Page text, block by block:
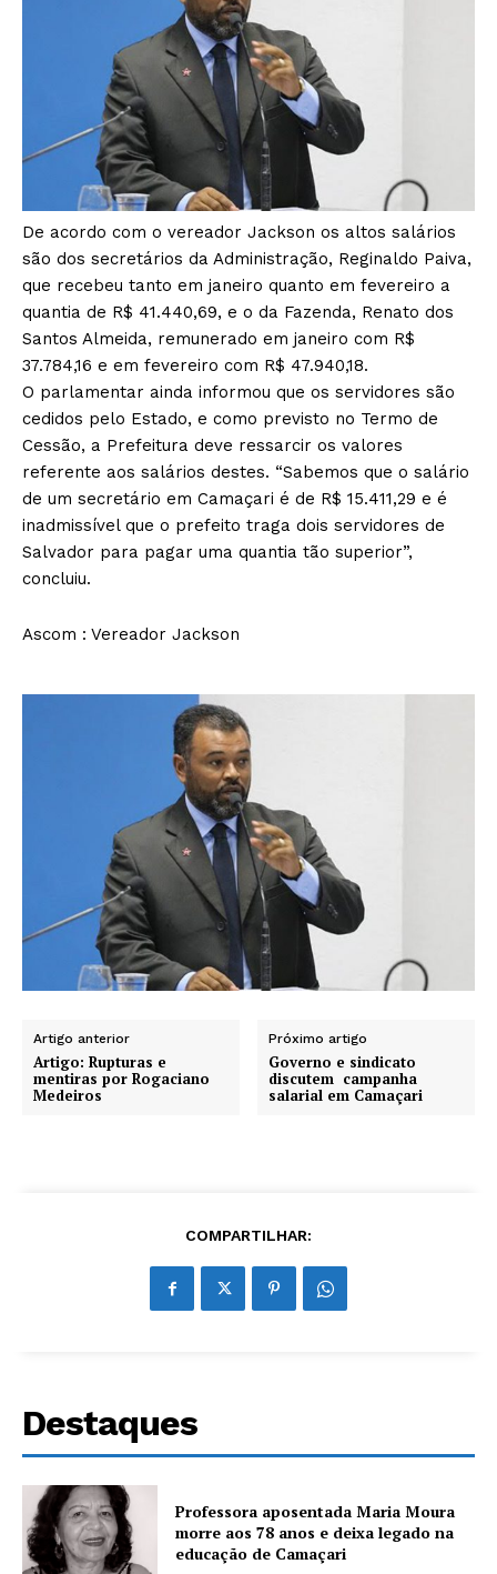
De acordo com o vereador Jackson os altos salários
são dos secretários da Administração, Reginaldo Paiva,
que recebeu tanto em janeiro quanto em fevereiro a
quantia de R$ 41.440,69, e o da Fazenda, Renato dos
Santos Almeida, remunerado em janeiro com R$
37.784,16 e em fevereiro com R$ 47.940,18.
O parlamentar ainda informou que os servidores são
cedidos pelo Estado, e como previsto no Termo de
Cessão, a Prefeitura deve ressarcir os valores
referente aos salários destes. “Sabemos que o salário
de um secretário em Camaçari é de R$ 15.411,29 e é
inadmissível que o prefeito traga dois servidores de
Salvador para pagar uma quantia tão superior”,
concluiu.
Ascom : Vereador Jackson
Artigo anterior
Artigo: Rupturas e
mentiras por Rogaciano
Medeiros
Próximo artigo
Governo e sindicato
discutem campanha
salarial em Camaçari
COMPARTILHAR:
Destaques
Professora aposentada Maria Moura
morre aos 78 anos e deixa legado na
educação de Camaçari